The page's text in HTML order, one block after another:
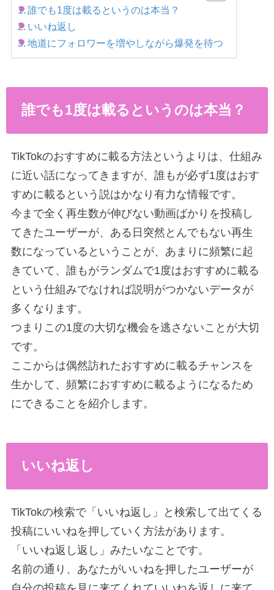
誰でも1度は載るというのは本当？
いいね返し
地道にフォロワーを増やしながら爆発を待つ
誰でも1度は載るというのは本当？
TikTokのおすすめに載る方法というよりは、仕組み
に近い話になってきますが、誰もが必ず1度はおす
すめに載るという説はかなり有力な情報です。
今まで全く再生数が伸びない動画ばかりを投稿し
てきたユーザーが、ある日突然とんでもない再生
数になっているということが、あまりに頻繁に起
きていて、誰もがランダムで1度はおすすめに載る
という仕組みでなければ説明がつかないデータが
多くなります。
つまりこの1度の大切な機会を逃さないことが大切
です。
ここからは偶然訪れたおすすめに載るチャンスを
生かして、頻繁におすすめに載るようになるため
にできることを紹介します。
いいね返し
TikTokの検索で「いいね返し」と検索して出てくる
投稿にいいねを押していく方法があります。
「いいね返し返し」みたいなことです。
名前の通り、あなたがいいねを押したユーザーが